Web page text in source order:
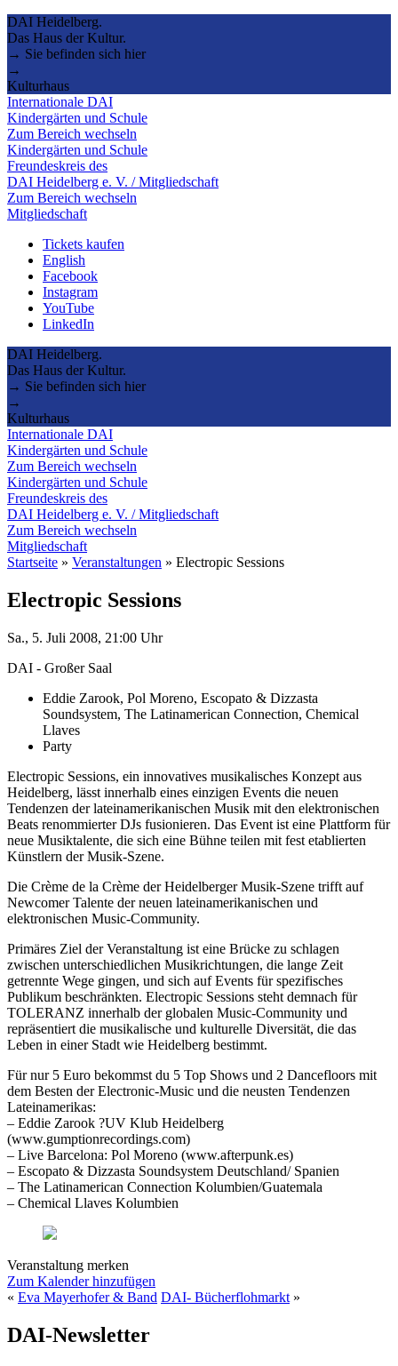
DAI Heidelberg.
Das Haus der Kultur.
→ Sie befinden sich hier
→
Kulturhaus
Internationale DAI
Kindergärten und Schule
Zum Bereich wechseln
Kindergärten und Schule
Freundeskreis des
DAI Heidelberg e. V. / Mitgliedschaft
Zum Bereich wechseln
Mitgliedschaft
Tickets kaufen
English
Facebook
Instagram
YouTube
LinkedIn
DAI Heidelberg.
Das Haus der Kultur.
→ Sie befinden sich hier
→
Kulturhaus
Internationale DAI
Kindergärten und Schule
Zum Bereich wechseln
Kindergärten und Schule
Freundeskreis des
DAI Heidelberg e. V. / Mitgliedschaft
Zum Bereich wechseln
Mitgliedschaft
Startseite » Veranstaltungen » Electropic Sessions
Electropic Sessions
Sa., 5. Juli 2008, 21:00 Uhr
DAI - Großer Saal
Eddie Zarook, Pol Moreno, Escopato & Dizzasta
Soundsystem, The Latinamerican Connection, Chemical
Llaves
Party
Electropic Sessions, ein innovatives musikalisches Konzept aus
Heidelberg, lässt innerhalb eines einzigen Events die neuen
Tendenzen der lateinamerikanischen Musik mit den elektronischen
Beats renommierter DJs fusionieren. Das Event ist eine Plattform für
neue Musiktalente, die sich eine Bühne teilen mit fest etablierten
Künstlern der Musik-Szene.
Die Crème de la Crème der Heidelberger Musik-Szene trifft auf
Newcomer Talente der neuen lateinamerikanischen und
elektronischen Music-Community.
Primäres Ziel der Veranstaltung ist eine Brücke zu schlagen
zwischen unterschiedlichen Musikrichtungen, die lange Zeit
getrennte Wege gingen, und sich auf Events für spezifisches
Publikum beschränkten. Electropic Sessions steht demnach für
TOLERANZ innerhalb der globalen Music-Community und
repräsentiert die musikalische und kulturelle Diversität, die das
Leben in einer Stadt wie Heidelberg bestimmt.
Für nur 5 Euro bekommst du 5 Top Shows und 2 Dancefloors mit
dem Besten der Electronic-Music und die neusten Tendenzen
Lateinamerikas:
– Eddie Zarook ?UV Klub Heidelberg
(www.gumptionrecordings.com)
– Live Barcelona: Pol Moreno (www.afterpunk.es)
– Escopato & Dizzasta Soundsystem Deutschland/ Spanien
– The Latinamerican Connection Kolumbien/Guatemala
– Chemical Llaves Kolumbien
Veranstaltung merken
Zum Kalender hinzufügen
« Eva Mayerhofer & Band DAI- Bücherflohmarkt »
DAI-Newsletter